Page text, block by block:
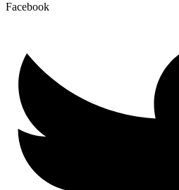
Facebook